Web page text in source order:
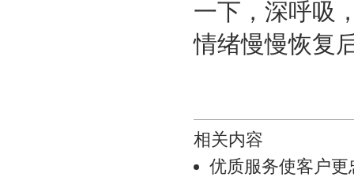
一下，深呼吸
情绪慢慢恢复
相关内容
优质服务使客户更